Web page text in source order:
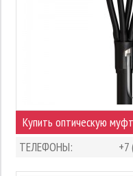
Купить оптическую
ТЕЛЕФОНЫ: